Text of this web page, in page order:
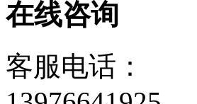
在线咨询
客服电话：